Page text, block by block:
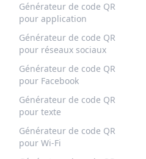
Générateur de code QR
pour application
Générateur de code QR
pour réseaux sociaux
Générateur de code QR
pour Facebook
Générateur de code QR
pour texte
Générateur de code QR
pour Wi-Fi